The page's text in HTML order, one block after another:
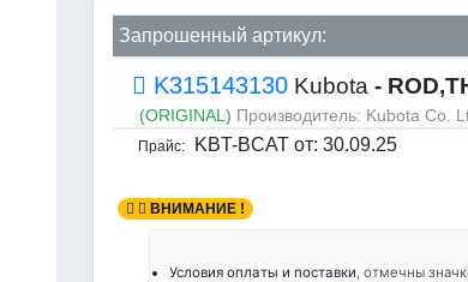
Запрошенный артикул:
K315143130 Kubota -
(ORIGINAL) Производитель: Kubota Co.
Прайс: KBT-BCAT от: 30.09.25
ВНИМАНИЕ !
Условия оплаты и поставки , отмечны